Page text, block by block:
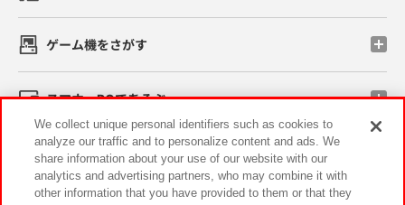
ゲーム機をさがす
スマホ・PCであそぶ
イベント・キャンペーン
We collect unique personal identifiers such as cookies to
analyze our traffic and to personalize content and ads. We
share information about your use of our website with our
analytics and advertising partners, who may combine it with
other information that you have provided to them or that they